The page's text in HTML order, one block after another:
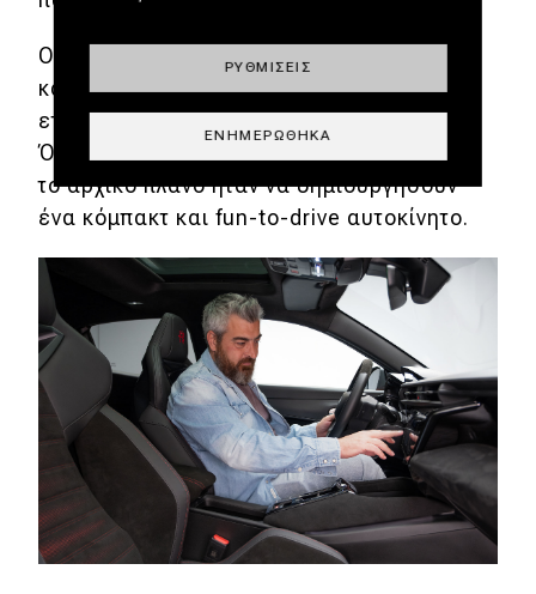
Ολοκληρώνοντας, όπως μου υπενθύμισε
και ο Guzzafame, τη δέσμευση της
εταιρείας για ένα νέο μοντέλο το χρόνο.
Όσον αφορά την Junior δε, σημείωσε ότι
το αρχικό πλάνο ήταν να δημιουργήσουν
ένα κόμπακτ και fun-to-drive αυτοκίνητο.
ΡΥΘΜΊΣΕΙΣ
ΕΝΗΜΕΡΏΘΗΚΑ